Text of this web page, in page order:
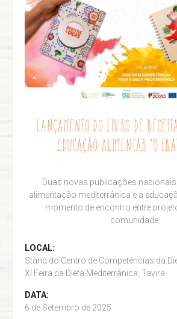
LANÇAMENTO DO LIVRO DE
EDUCAÇÃO ALIMENTAR “O
Duas novas publicações
alimentação mediterrânica e a
momento de encontro entre
comunidade.
LOCAL:
Stand do Centro de Competências da
XI Feira da Dieta Mediterrânica, Tavira
DATA:
6 de Setembro de 2025